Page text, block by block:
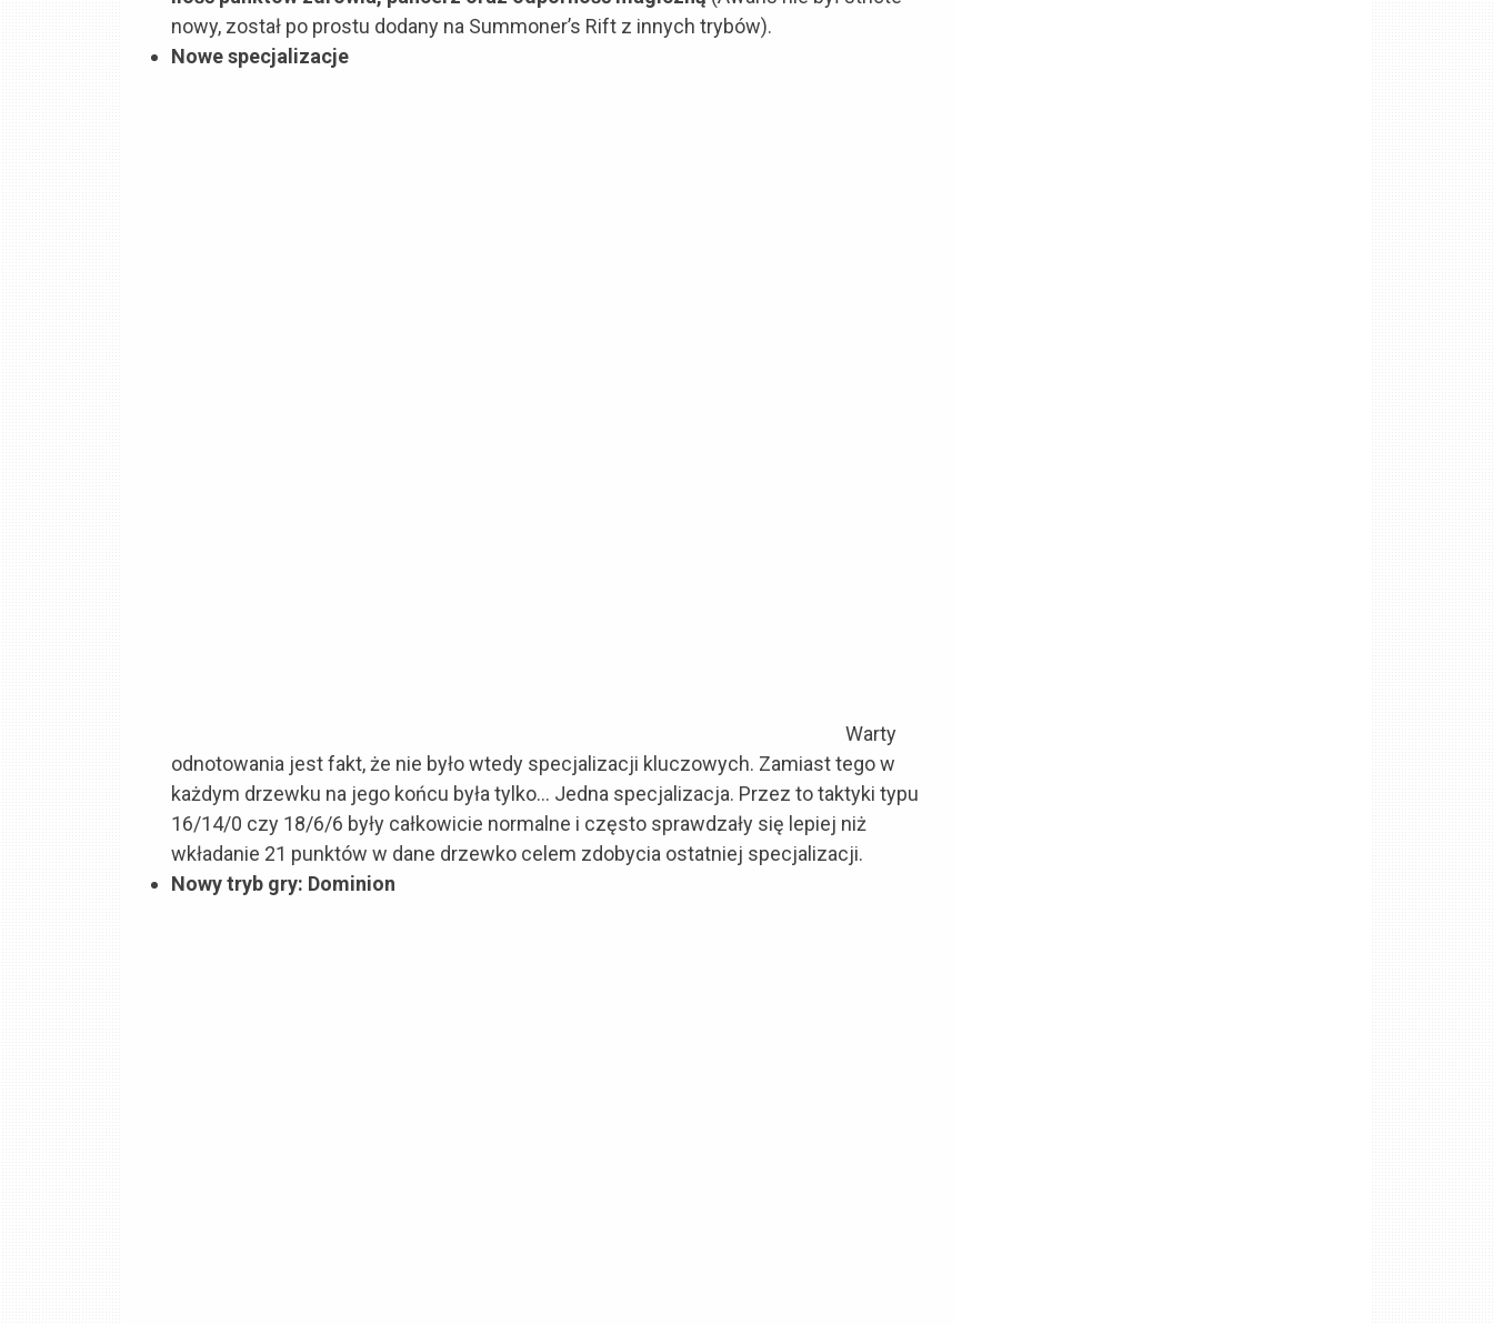
nowy, został po prostu dodany na Summoner’s Rift z innych trybów).
Nowe specjalizacje
Warty
odnotowania jest fakt, że nie było wtedy specjalizacji kluczowych. Zamiast tego w
każdym drzewku na jego końcu była tylko… Jedna specjalizacja. Przez to taktyki typu
16/14/0 czy 18/6/6 były całkowicie normalne i często sprawdzały się lepiej niż
wkładanie 21 punktów w dane drzewko celem zdobycia ostatniej specjalizacji.
Nowy tryb gry: Dominion